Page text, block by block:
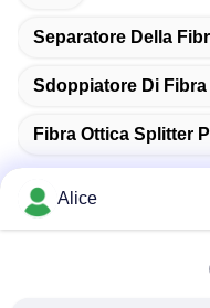
Separatore Della
Sdoppiatore Di Fibra
Fibra Ottica Splitter
Alice